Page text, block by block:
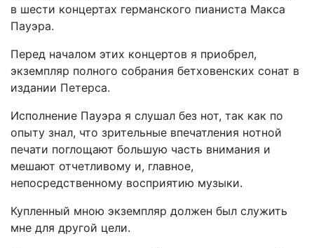
в шести концертах германского пианиста Макса
Пауэра.
Перед началом этих концертов я приобрел,
экземпляр полного собрания бетховенских сонат в
издании Петерса.
Исполнение Пауэра я слушал без нот, так как по
опыту знал, что зрительные впечатления нотной
печати поглощают большую часть внимания и
мешают отчетливому и, главное,
непосредственному восприятию музыки.
Купленный мною экземпляр должен был служить
мне для другой цели.